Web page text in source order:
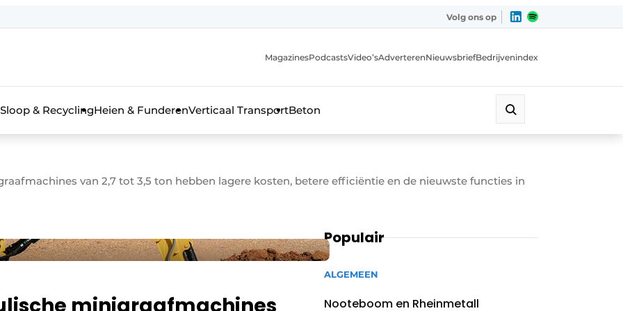
de aanmelding
voor de aanmelding FR
& bouwmachines
Volg ons op
MagazinesPodcastsVideo’sAdverterenNieuwsbriefBedrijvenindex
Sloop & RecyclingHeien & FunderenVerticaal TransportBeton
van 2,7 tot 3,5 ton hebben lagere kosten, betere efficiëntie en de nieuwste functies in
Populair
ALGEMEEN
Nooteboom en Rheinmetall